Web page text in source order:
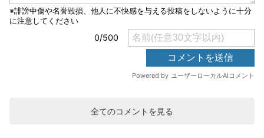
全てのコメントを見る